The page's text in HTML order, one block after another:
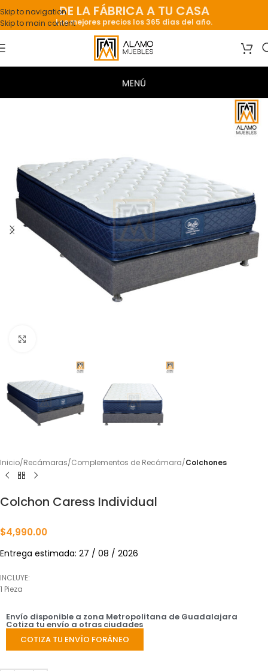
Skip to navigation
Skip to main content
DE LA FÁBRICA A TU CASA
Los mejores precios los 365 días del año.
Inicio Recámaras Complementos de Recámara Colchones
Colchon Caress Individual
$4,990.00
Entrega estimada: 27 / 08 / 2026
INCLUYE:
1 Pieza
Envío disponible a zona Metropolitana de Guadalajara
Cotiza tu envío a otras ciudades
COTIZA TU ENVÍO FORÁNEO